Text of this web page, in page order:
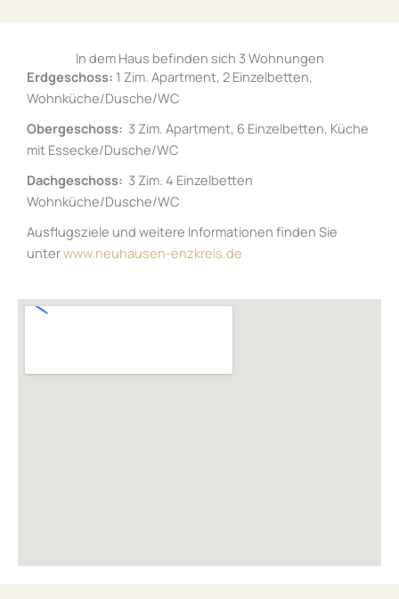
In dem Haus befinden sich 3 Wohnungen
Erdgeschoss: 1 Zim. Apartment, 2 Einzelbetten,
Wohnküche/Dusche/WC
Obergeschoss: 3 Zim. Apartment, 6 Einzelbetten, Küche
mit Essecke/Dusche/WC
Dachgeschoss: 3 Zim. 4 Einzelbetten
Wohnküche/Dusche/WC
Ausflugsziele und weitere Informationen finden Sie
unterwww.neuhausen-enzkreis.de